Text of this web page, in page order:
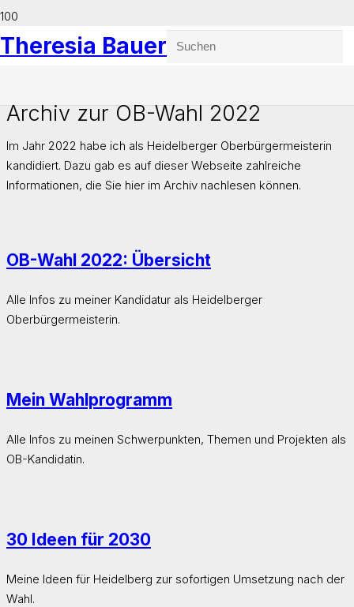
Theresia Bauer
Archiv zur OB-Wahl 2022
Im Jahr 2022 habe ich als Heidelberger Oberbürgermeisterin
kandidiert. Dazu gab es auf dieser Webseite zahlreiche
Informationen, die Sie hier im Archiv nachlesen können.
OB-Wahl 2022: Übersicht
Alle Infos zu meiner Kandidatur als Heidelberger
Oberbürgermeisterin.
Mein Wahlprogramm
Alle Infos zu meinen Schwerpunkten, Themen und Projekten als
OB-Kandidatin.
30 Ideen für 2030
Meine Ideen für Heidelberg zur sofortigen Umsetzung nach der
Wahl.